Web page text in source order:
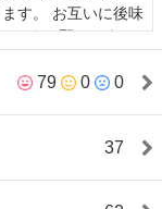
す。 お互いに後味
しくお願いしま
79 0 0
37